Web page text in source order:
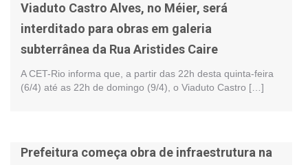
Viaduto Castro Alves, no Méier, será
interditado para obras em galeria
subterrânea da Rua Aristides Caire
A CET-Rio informa que, a partir das 22h desta quinta-feira
(6/4) até as 22h de domingo (9/4), o Viaduto Castro […]
Prefeitura começa obra de infraestrutura na